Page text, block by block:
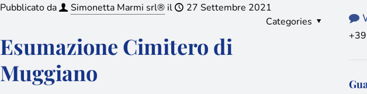
Pubblicato da Simonetta Marmi srl® il
27 Settembre 2021
Categories
Esumazione Cimitero di
Muggiano